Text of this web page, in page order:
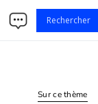
Sur ce thème